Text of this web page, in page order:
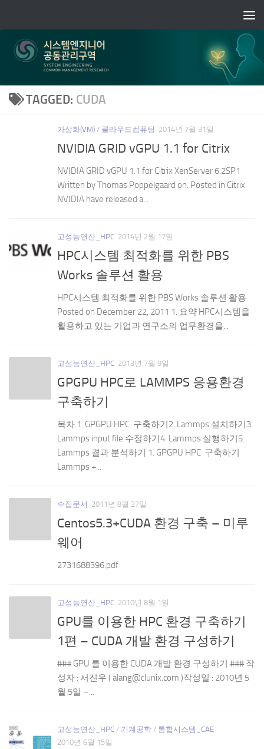
TAGGED: CUDA
가상화(VM) / 클라우드컴퓨팅 2014년 7월 31일
NVIDIA GRID vGPU 1.1 for Citrix
NVIDIA GRID vGPU 1.1 for Citrix XenServer 6.2SP1
Written by Thomas Poppelgaard on. Posted in Citrix
NVIDIA have released a...
고성능연산_HPC 2014년 2월 17일
HPC시스템 최적화를 위한 PBS
Works 솔루션 활용
HPC시스템 최적화를 위한 PBS Works 솔루션 활용
Posted on December 22, 2011 1. 요약 HPC시스템을
활용하고 있는 기업과 연구소의 업무환경을...
고성능연산_HPC 2013년 7월 9일
GPGPU HPC로 LAMMPS 응용환경
구축하기
목차.1. GPGPU HPC 구축하기2. Lammps 설치하기3.
Lammps input file 수정하기4. Lammps 실행하기5.
Lammps 결과 분석하기 1. GPGPU HPC 구축하기
Lammps +...
수집문서 2011년 8월 27일
Centos5.3+CUDA 환경 구축 – 미루
웨어
2731688396.pdf
고성능연산_HPC 2010년 8월 1일
GPU를 이용한 HPC 환경 구축하기
1편 – CUDA 개발 환경 구성하기
### GPU 를 이용한 CUDA 개발 환경 구성하기 ### 작
성자 : 서진우 ( alang@clunix.com )작성일 : 2010년 5
월 5일 –...
고성능연산_HPC / 기계공학 / 통합시스템_CAE
2010년 6월 15일